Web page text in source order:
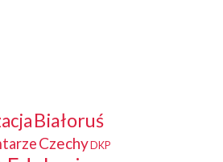
Białoruś
Czechy DKP